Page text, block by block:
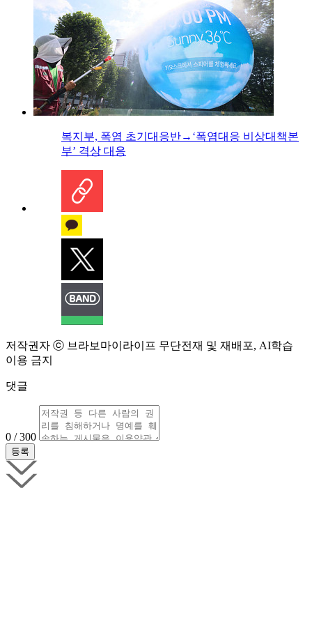
복지부, 폭염 초기대응반→‘폭염대응 비상대책본
부’ 격상 대응
저작권자 ⓒ 브라보마이라이프 무단전재 및 재배포, AI학습
이용 금지
댓글
0 / 300